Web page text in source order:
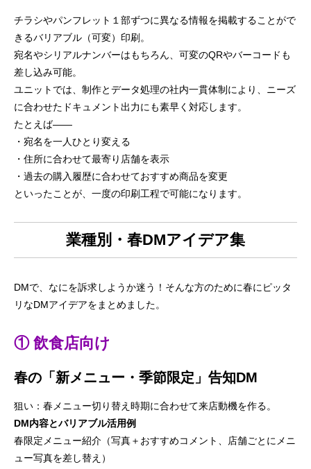
チラシやパンフレット１部ずつに異なる情報を掲載することがで
きるバリアブル（可変）印刷。
宛名やシリアルナンバーはもちろん、可変のQRやバーコードも
差し込み可能。
ユニットでは、制作とデータ処理の社内一貫体制により、ニーズ
に合わせたドキュメント出力にも素早く対応します。
たとえば――
・宛名を一人ひとり変える
・住所に合わせて最寄り店舗を表示
・過去の購入履歴に合わせておすすめ商品を変更
といったことが、一度の印刷工程で可能になります。
業種別・春DMアイデア集
DMで、なにを訴求しようか迷う！そんな方のために春にピッタ
リなDMアイデアをまとめました。
① 飲食店向け
春の「新メニュー・季節限定」告知DM
狙い：春メニュー切り替え時期に合わせて来店動機を作る。
DM内容とバリアブル活用例
春限定メニュー紹介（写真＋おすすめコメント、店舗ごとにメニ
ュー写真を差し替え）